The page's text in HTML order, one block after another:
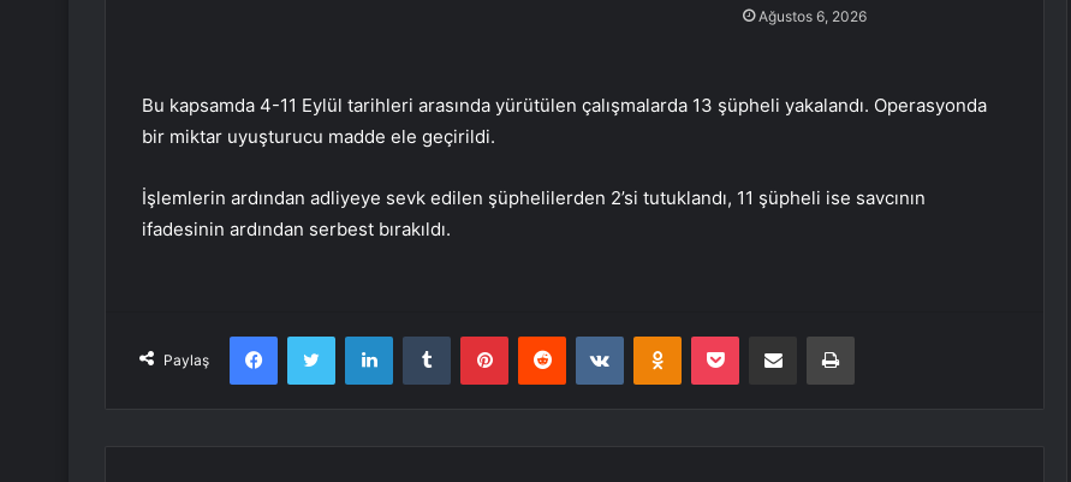
Ağustos 6, 2026
Bu kapsamda 4-11 Eylül tarihleri ​​arasında yürütülen çalışmalarda 13 şüpheli yakalandı. Operasyonda
bir miktar uyuşturucu madde ele geçirildi.
İşlemlerin ardından adliyeye sevk edilen şüphelilerden 2’si tutuklandı, 11 şüpheli ise savcının
ifadesinin ardından serbest bırakıldı.
Paylaş
FacebookTwitter LinkedInTumblr PinterestReddit VKontakteOdnoklassniki
Pocket E-Posta ile paylaş Yazdır